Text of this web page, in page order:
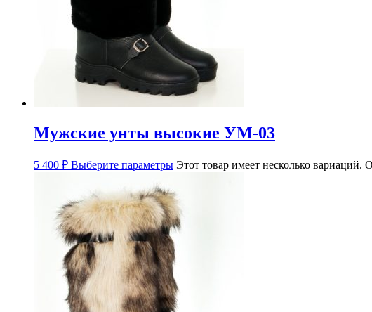
Мужские унты высокие УМ-03
5 400 ₽ Выберите параметры Этот товар имеет несколько